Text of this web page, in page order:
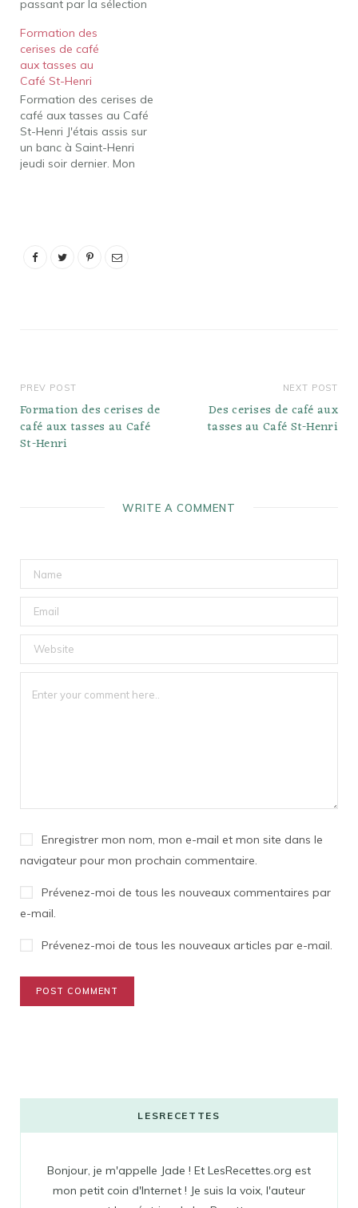
passant par la sélection
grains de café, cette
illumination est la porte
de choix pour entrer
dans le monde du café.
J'étais assis sur un banc
à…
Formation des
cerises de café
aux tasses au
Café St-Henri
Formation des cerises de
café aux tasses au Café
St-Henri J'étais assis sur
un banc à Saint-Henri
jeudi soir dernier. Mon
café, Jean-François
PREV POST
Formation des cerises de
café aux tasses au Café
St-Henri
NEXT POST
Des cerises de café aux
tasses au Café St-Henri
WRITE A COMMENT
Enregistrer mon nom, mon e-mail et mon site dans le
navigateur pour mon prochain commentaire.
Prévenez-moi de tous les nouveaux commentaires par
e-mail.
Prévenez-moi de tous les nouveaux articles par e-mail.
LESRECETTES
Bonjour, je m'appelle Jade ! Et LesRecettes.org est
mon petit coin d'Internet ! Je suis la voix, l'auteur